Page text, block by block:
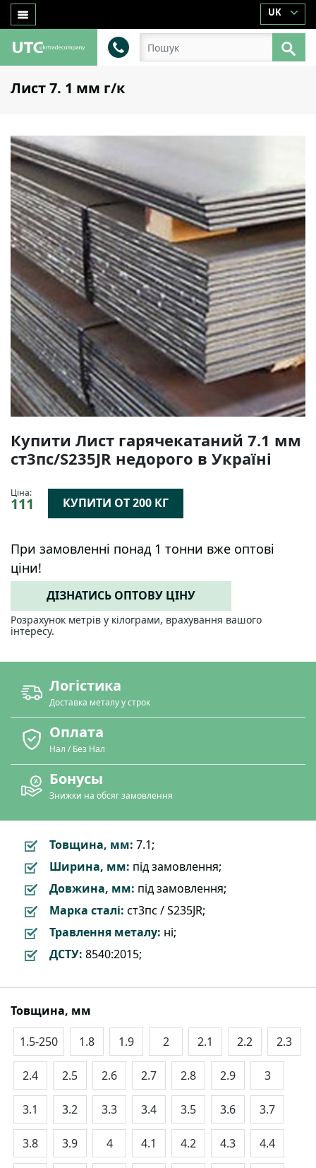
UK
Лист 7. 1 мм г/к
Купити Лист гарячекатаний 7.1 мм
ст3пс/S235JR недорого в Україні
Ціна:
111 КУПИТИ ОТ 200 КГ
При замовленні понад 1 тонни вже оптові
ціни!
ДІЗНАТИСЬ ОПТОВУ ЦІНУ
Розрахунок метрів у кілограми, врахування вашого
інтересу.
Логістика
Доставка металу у строк
Оплата
Нал / Без Нал
Бонусы
Знижки на обсяг замовлення
Товщина, мм: 7.1;
Ширина, мм: під замовлення;
Довжина, мм: під замовлення;
Марка сталі: ст3пс / S235JR;
Травлення металу: ні;
ДСТУ: 8540:2015;
Товщина, мм
1.5-250
1.8 1.9 2 2.1 2.2 2.3
2.4 2.5 2.6 2.7 2.8 2.9 3
3.1 3.2 3.3 3.4 3.5 3.6 3.7
3.8 3.9 4 4.1 4.2 4.3 4.4